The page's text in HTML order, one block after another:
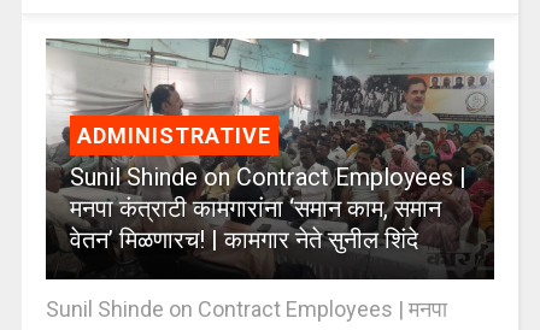
ADMINISTRATIVE
Sunil Shinde on Contract Employees |
मनपा कंत्राटी कामगारांना ‘समान काम, समान
वेतन’ मिळणारच! | कामगार नेते सुनील शिंदे
Sunil Shinde on Contract Employees | मनपा